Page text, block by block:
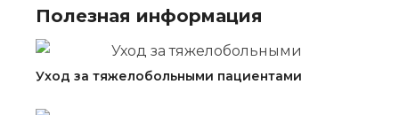
Полезная информация
Уход за тяжелобольными пациентами